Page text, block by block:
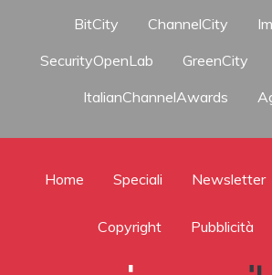
BitCity ChannelCity
SecurityOpenLab
GreenCity
ItalianChannelAwards
Home Speciali Newsletter
Copyright Pubblicità